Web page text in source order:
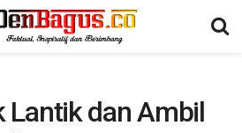
Lantik dan Ambil